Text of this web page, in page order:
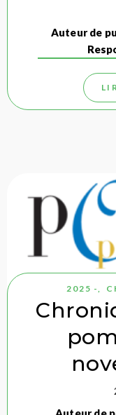
Auteur de
2025 -,